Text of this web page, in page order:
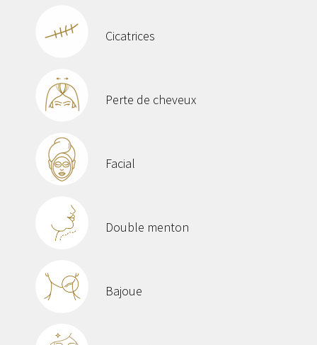
Cicatrices
Perte de cheveux
Facial
Double menton
Bajoue